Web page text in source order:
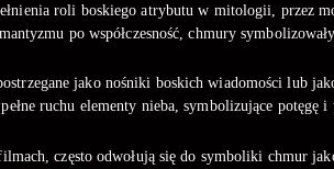
roli boskiego atrybutu w mitologii, przez
po współczesność, chmury
jako nośniki boskich wiadomości lub
pełne ruchu elementy nieba, symbolizujące potęgę
często odwołują się do symboliki chmur